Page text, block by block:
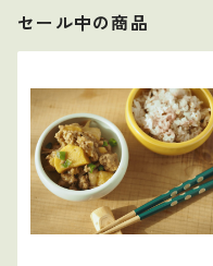
セール中の商品